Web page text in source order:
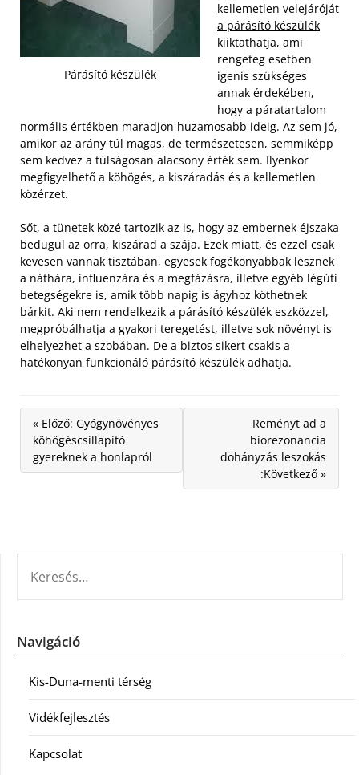
Párásító készülék
kellemetlen velejáróját
a párásító készülék
kiiktathatja, ami
rengeteg esetben
igenis szükséges
annak érdekében,
hogy a páratartalom
normális értékben maradjon huzamosabb ideig. Az sem jó,
amikor az arány túl magas, de természetesen, semmiképp
sem kedvez a túlságosan alacsony érték sem. Ilyenkor
megfigyelhető a köhögés, a kiszáradás és a kellemetlen
közérzet.
Sőt, a tünetek közé tartozik az is, hogy az embernek éjszaka
bedugul az orra, kiszárad a szája. Ezek miatt, és ezzel csak
kevesen vannak tisztában, egyesek fogékonyabbak lesznek
a náthára, influenzára és a megfázásra, illetve egyéb légúti
betegségekre is, amik több napig is ágyhoz köthetnek
bárkit. Aki nem rendelkezik a párásító készülék eszközzel,
megpróbálhatja a gyakori teregetést, illetve sok növényt is
elhelyezhet a szobában. De a biztos sikert csakis a
hatékonyan funkcionáló párásító készülék adhatja.
« Előző: Gyógynövényes
köhögéscsillapító
gyereknek a honlapról
Reményt ad a
biorezonancia
dohányzás leszokás
:Következő »
Navigáció
Kis-Duna-menti térség
Vidékfejlesztés
Kapcsolat